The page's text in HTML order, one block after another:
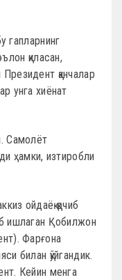
гапларнинг
қиласан,
қанчалар
унга хиёнат
Самолёт
ҳамки, изтиробли
ойдаёқ қочиб
ишлаган Қобилжон
Фарғона
билан қўйгандик.
Кейин менга